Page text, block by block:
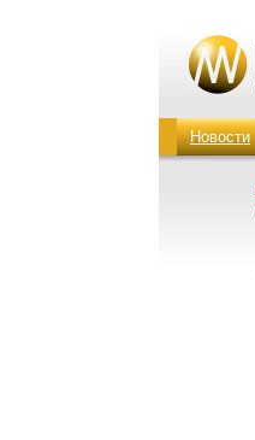
Новости